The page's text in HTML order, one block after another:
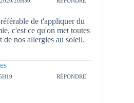
de t'appliquer du
c'est ce qu'on met toutes
de nos allergies au soleil.
RÉPONDRE